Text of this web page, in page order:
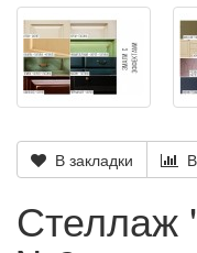
В закладки
Стеллаж